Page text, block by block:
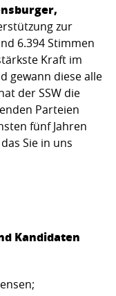
zur
6.394 Stimmen
Kraft im
gewann diese alle
der SSW die
Parteien
fünf Jahren
Sie in uns
Kandidaten